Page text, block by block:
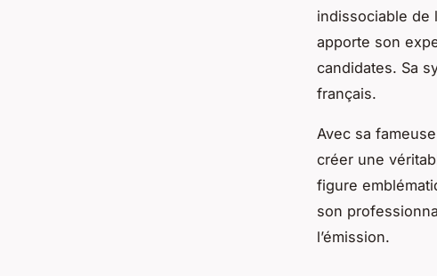
indissociable de
apporte son
candidates. Sa
français.
Avec sa
créer une
figure
son
l’émission.